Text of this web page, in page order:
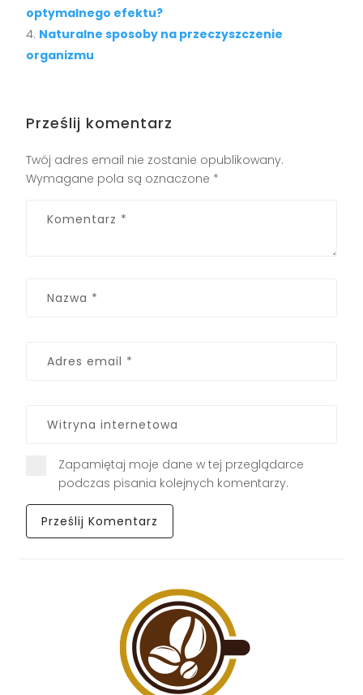
optymalnego efektu?
Naturalne sposoby na przeczyszczenie
organizmu
Prześlij komentarz
Twój adres email nie zostanie opublikowany.
Wymagane pola są oznaczone *
Zapamiętaj moje dane w tej przeglądarce
podczas pisania kolejnych komentarzy.